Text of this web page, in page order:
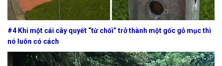
#4 Khi một cái cây quyết “từ chối” trở thành một gốc gỗ mục thì
nó luôn có cách